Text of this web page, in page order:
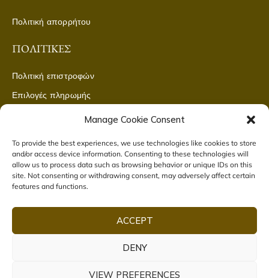
Manage Cookie Consent
To provide the best experiences, we use technologies like cookies to store
and/or access device information. Consenting to these technologies will
allow us to process data such as browsing behavior or unique IDs on this
site. Not consenting or withdrawing consent, may adversely affect certain
features and functions.
ACCEPT
DENY
VIEW PREFERENCES
Πολιτική απορρήτου
ΠΟΛΙΤΙΚΈΣ
Πολιτική επιστροφών
Επιλογές πληρωμής
Μέθοδοι αποστολής
CONTACT US
ΒΙΕΛ Μ.ΕΠΕ Γεωργαντα 25, Λιβαδεια
SUBSCRIBE TO NEWSLETTER